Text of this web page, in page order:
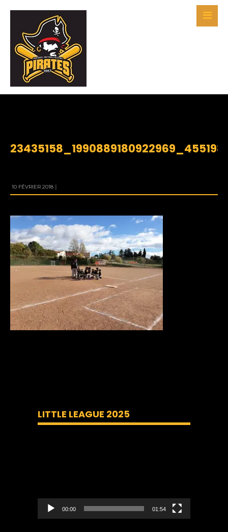
10 FÉVRIER 2018 |
LITTLE LEAGUE 2025
00:00 01:54